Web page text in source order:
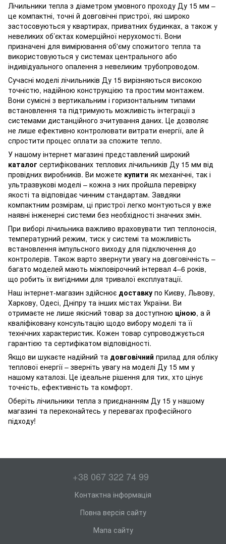
Лічильники тепла з діаметром умовного проходу Ду 15 мм –
це компактні, точні й довговічні пристрої, які широко
застосовуються у квартирах, приватних будинках, а також у
невеликих об’єктах комерційної нерухомості. Вони
призначені для вимірювання об'єму спожитого тепла та
використовуються у системах центрального або
індивідуального опалення з невеликим трубопроводом.
Сучасні моделі лічильників Ду 15 вирізняються високою
точністю, надійною конструкцією та простим монтажем.
Вони сумісні з вертикальним і горизонтальним типами
встановлення та підтримують можливість інтеграції з
системами дистанційного зчитування даних. Це дозволяє
не лише ефективно контролювати витрати енергії, але й
спростити процес оплати за спожите тепло.
У нашому інтернет магазині представлений широкий
каталог сертифікованих теплових лічильників Ду 15 мм від
провідних виробників. Ви можете купити як механічні, так і
ультразвукові моделі – кожна з них пройшла перевірку
якості та відповідає чинним стандартам. Завдяки
компактним розмірам, ці пристрої легко монтуються у вже
наявні інженерні системи без необхідності значних змін.
При виборі лічильника важливо враховувати тип теплоносія,
температурний режим, тиск у системі та можливість
встановлення імпульсного виходу для підключення до
контролерів. Також варто звернути увагу на довговічність –
багато моделей мають міжповірочний інтервал 4–6 років,
що робить їх вигідними для тривалої експлуатації.
Наш інтернет-магазин здійснює доставку по Києву, Львову,
Харкову, Одесі, Дніпру та інших містах України. Ви
отримаєте не лише якісний товар за доступною ціною, а й
кваліфіковану консультацію щодо вибору моделі та її
технічних характеристик. Кожен товар супроводжується
гарантією та сертифікатом відповідності.
Якщо ви шукаєте надійний та довговічний прилад для обліку
теплової енергії – зверніть увагу на моделі Ду 15 мм у
нашому каталозі. Це ідеальне рішення для тих, хто цінує
точність, ефективність та комфорт.
Оберіть лічильники тепла з приєднанням Ду 15 у нашому
магазині та переконайтесь у перевагах професійного
підходу!
+38 067 322 74 99
Контактна інформація
Повна версія сайту
Мапа сайту